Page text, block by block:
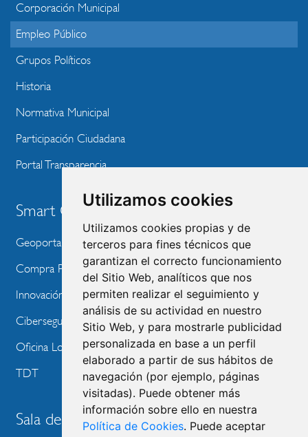
Utilizamos cookies
Utilizamos cookies propias y de
terceros para fines técnicos que
garantizan el correcto funcionamiento
del Sitio Web, analíticos que nos
permiten realizar el seguimiento y
análisis de su actividad en nuestro
Sitio Web, y para mostrarle publicidad
personalizada en base a un perfil
elaborado a partir de sus hábitos de
navegación (por ejemplo, páginas
visitadas). Puede obtener más
información sobre ello en nuestra
Política de Cookies. Puede aceptar
Corporación Municipal
Empleo Público
Grupos Políticos
Historia
Normativa Municipal
Participación Ciudadana
Portal Transparencia
Smart City
Geoportal
Compra Pública de Innovación
Innovación Tecnológica
Ciberseguridad
Oficina Local de Ayudas Públicas
TDT
Sala de prensa